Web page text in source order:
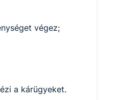
végez;
a kárügyeket.